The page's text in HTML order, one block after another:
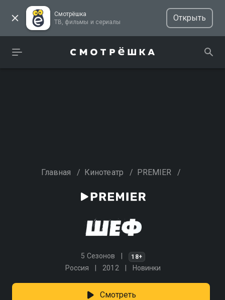
Смотрёшка
ТВ, фильмы и сериалы
Открыть
Главная / Кинотеатр / PREMIER /
5 Сезонов 18+
Россия 2012 Новинки
Смотреть